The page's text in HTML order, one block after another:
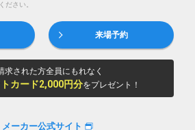
ださい。
来場予約
求された方全員にもれなく
カード2,000円分をプレゼント！
メーカー公式サイト